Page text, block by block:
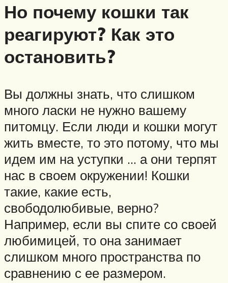
Но почему кошки так
реагируют? Как это
остановить?
Вы должны знать, что слишком
много ласки не нужно вашему
питомцу. Если люди и кошки могут
жить вместе, то это потому, что мы
идем им на уступки … а они терпят
нас в своем окружении! Кошки
такие, какие есть,
свободолюбивые, верно?
Например, если вы спите со своей
любимицей, то она занимает
слишком много пространства по
сравнению с ее размером.